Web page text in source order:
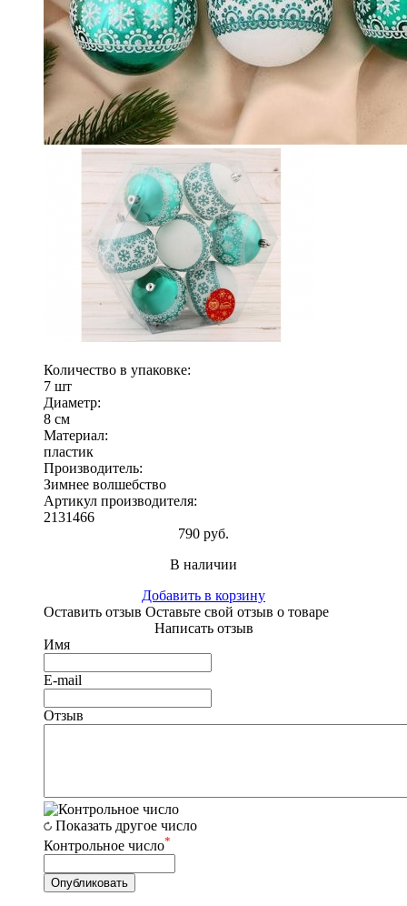
Количество в упаковке:
7 шт
Диаметр:
8 см
Материал:
пластик
Производитель:
Зимнее волшебство
Артикул производителя:
2131466
790 руб.
В наличии
Добавить в корзину
Оставить отзыв Оставьте свой отзыв о товаре
Написать отзыв
Имя
E-mail
Отзыв
Показать другое число
Контрольное число*